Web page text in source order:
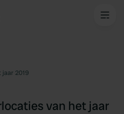
jaar 2019
van het jaar